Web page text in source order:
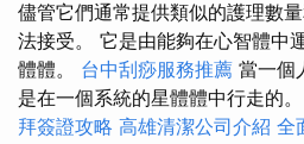
儘管它們通常提供類似的護理數
法接受。 它是由能夠在心智體中
體體。 台中刮痧服務推薦 當一個
是在一個系統的星體體中行走的。
拜簽證攻略 高雄清潔公司介紹 全